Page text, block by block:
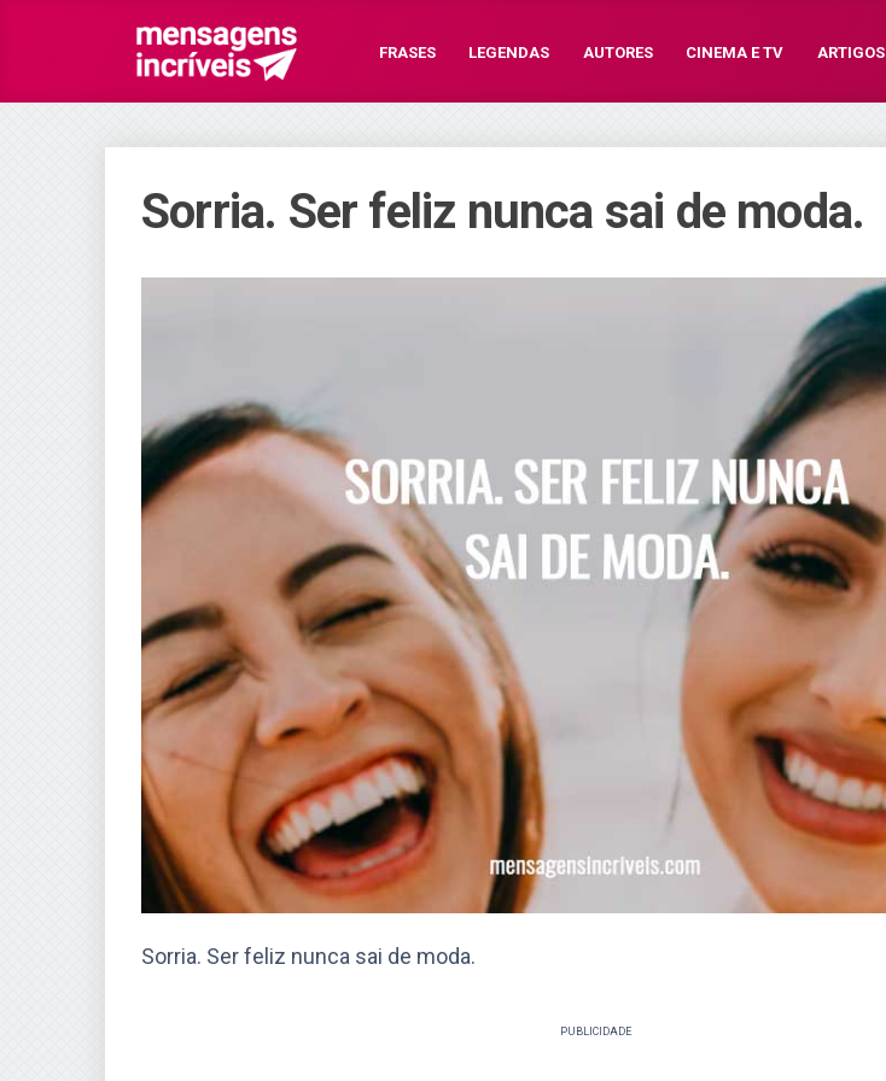
FRASES LEGENDAS AUTORES CINEMA E TV ARTIGOS
Sorria. Ser feliz nunca sai de moda.
Sorria. Ser feliz nunca sai de moda.
PUBLICIDADE